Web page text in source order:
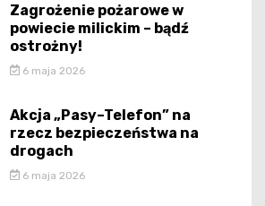
Zagrożenie pożarowe w
powiecie milickim – bądź
ostrożny!
6 maja 2026
Akcja „Pasy–Telefon” na
rzecz bezpieczeństwa na
drogach
6 maja 2026